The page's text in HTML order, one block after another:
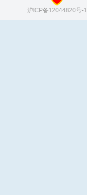
沪ICP备12044820号-1